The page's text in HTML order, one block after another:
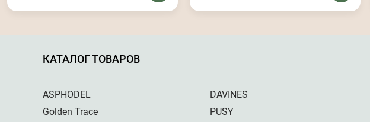
КАТАЛОГ ТОВАРОВ
ASPHODEL
Golden Trace
DAVINES
PUSY